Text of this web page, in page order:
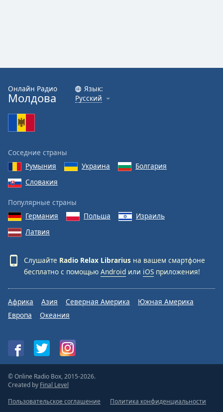
Онлайн Радио
Молдова
Язык:
Русский
Соседние страны
Румыния
Украина
Болгария
Словакия
Популярные страны
Германия
Польша
Израиль
Латвия
Слушайте Radio Relax Librarius на вашем смартфоне
бесплатно с помощью Android или iOS приложения!
Африка Азия Северная Америка
Южная Америка
Европа
Океания
© Online Radio Box, 2015-2026.
Created by Final Level
Пользовательское соглашение
Политика конфиденциальности